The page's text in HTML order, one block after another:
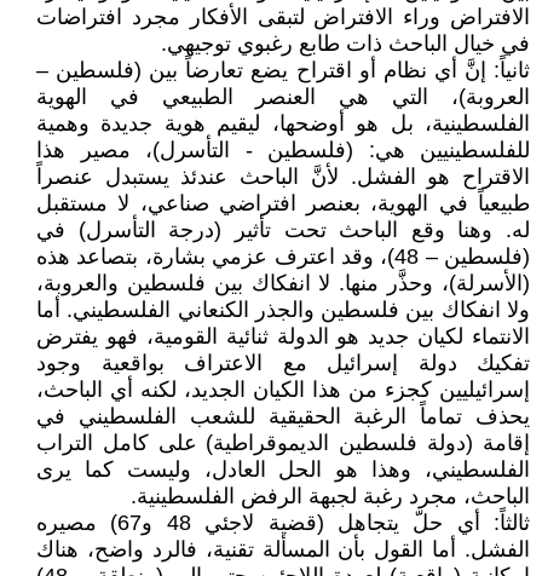
الافتراض وراء الافتراض لتبقى الأفكار مجرد افتراضات
في خيال الباحث ذات طابع رغبوي توجيهي.
ثانياً: إنَّ أي نظام أو اقتراح يضع تعارضاً بين (فلسطين –
العروبة)، التي هي العنصر الطبيعي في الهوية
الفلسطينية، بل هو أوضحها، ليقيم هوية جديدة وهمية
للفلسطينيين هي: (فلسطين - التأسرل)، مصير هذا
الاقتراح هو الفشل. لأنَّ الباحث عندئذ يستبدل عنصراً
طبيعياً في الهوية، بعنصر افتراضي صناعي، لا مستقبل
له. وهنا وقع الباحث تحت تأثير (درجة التأسرل) في
(فلسطين – 48)، وقد اعترف عزمي بشارة، بتصاعد هذه
(الأسرلة)، وحذَّر منها. لا انفكاك بين فلسطين والعروبة،
ولا انفكاك بين فلسطين والجذر الكنعاني الفلسطيني. أما
الانتماء لكيان جديد هو الدولة ثنائية القومية، فهو يفترض
تفكيك دولة إسرائيل مع الاعتراف بواقعية وجود
إسرائيليين كجزء من هذا الكيان الجديد، لكنه أي الباحث،
يحذف تماماً الرغبة الحقيقية للشعب الفلسطيني في
إقامة (دولة فلسطين الديموقراطية) على كامل التراب
الفلسطيني، وهذا هو الحل العادل، وليست كما يرى
الباحث، مجرد رغبة لجبهة الرفض الفلسطينية.
ثالثاً: أي حلّ يتجاهل (قضية لاجئي 48 و67) مصيره
الفشل. أما القول بأن المسألة تقنية، فالرد واضح، هناك